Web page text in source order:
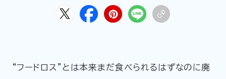
“フードロス”とは本来まだ食べられるはずなのに廃